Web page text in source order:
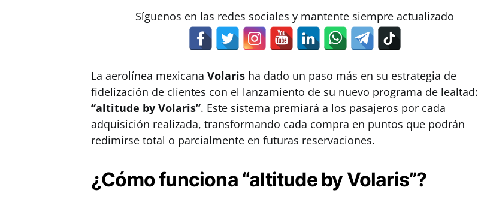
Síguenos en las redes sociales y mantente siempre actualizado
La aerolínea mexicana Volaris ha dado un paso más en su estrategia de
fidelización de clientes con el lanzamiento de su nuevo programa de lealtad:
“altitude by Volaris”. Este sistema premiará a los pasajeros por cada
adquisición realizada, transformando cada compra en puntos que podrán
redimirse total o parcialmente en futuras reservaciones.
¿Cómo funciona “altitude by Volaris”?